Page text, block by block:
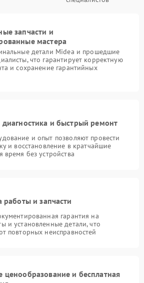
запчасти и
мастера
детали Midea и прошедшие
что гарантирует корректную
и сохранение гарантийных
диагностика и быстрый ремонт
и опыт позволяют провести
и восстановление в кратчайшие
без устройства
работы и запчасти
гарантия на
и установленные детали, что
повторных неисправностей
ценообразование и бесплатная